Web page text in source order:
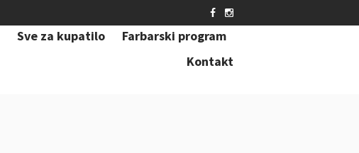
Sve za kupatilo
Farbarski program
Kontakt